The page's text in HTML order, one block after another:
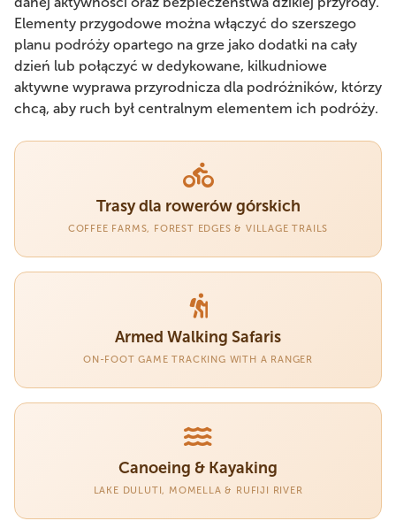
Elementy przygodowe można włączyć do szerszego
planu podróży opartego na grze jako dodatki na cały
dzień lub połączyć w dedykowane, kilkudniowe
aktywne wyprawa przyrodnicza dla podróżników, którzy
chcą, aby ruch był centralnym elementem ich podróży.
Trasy dla rowerów górskich
COFFEE FARMS, FOREST EDGES & VILLAGE TRAILS
Armed Walking Safaris
ON-FOOT GAME TRACKING WITH A RANGER
Canoeing & Kayaking
LAKE DULUTI, MOMELLA & RUFIJI RIVER